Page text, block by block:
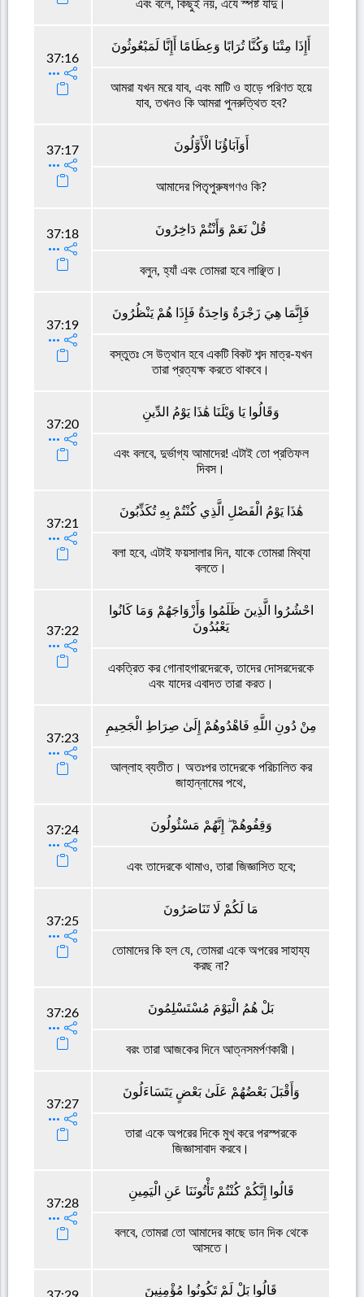
এবং বলে, কিছুই নয়, এযে স্পষ্ট যাদু।
37:16
أَإِذَا مِتْنَا وَكُنَّا تُرَابًا وَعِظَامًا أَإِنَّا لَمَبْعُوثُونَ
আমরা যখন মরে যাব, এবং মাটি ও হাড়ে পরিণত হয়ে
যাব, তখনও কি আমরা পুনরুত্থিত হব?
37:17 أَوَآبَاؤُنَا الْأَوَّلُونَ
আমাদের পিতৃপুরুষগণও কি?
37:18 قُلْ نَعَمْ وَأَنْتُمْ دَاخِرُونَ
বলুন, হ্যাঁ এবং তোমরা হবে লাঞ্ছিত।
37:19
فَإِنَّمَا هِيَ زَجْرَةٌ وَاحِدَةٌ فَإِذَا هُمْ يَنْظُرُونَ
বস্তুতঃ সে উত্থান হবে একটি বিকট শব্দ মাত্র-যখন
তারা প্রত্যক্ষ করতে থাকবে।
37:20
وَقَالُوا يَا وَيْلَنَا هَٰذَا يَوْمُ الدِّينِ
এবং বলবে, দুর্ভাগ্য আমাদের! এটাই তো প্রতিফল
দিবস।
37:21
هَٰذَا يَوْمُ الْفَصْلِ الَّذِي كُنْتُمْ بِهِ تُكَذِّبُونَ
বলা হবে, এটাই ফয়সালার দিন, যাকে তোমরা মিথ্যা
বলতে।
37:22
احْشُرُوا الَّذِينَ ظَلَمُوا وَأَزْوَاجَهُمْ وَمَا كَانُوا
يَعْبُدُونَ
একত্রিত কর গোনাহগারদেরকে, তাদের দোসরদেরকে
এবং যাদের এবাদত তারা করত।
37:23
مِنْ دُونِ اللَّهِ فَاهْدُوهُمْ إِلَىٰ صِرَاطِ الْجَحِيمِ
আল্লাহ ব্যতীত। অতঃপর তাদেরকে পরিচালিত কর
জাহান্নামের পথে,
37:24 وَقِفُوهُمْ ۖ إِنَّهُمْ مَسْئُولُونَ
এবং তাদেরকে থামাও, তারা জিজ্ঞাসিত হবে;
37:25
مَا لَكُمْ لَا تَنَاصَرُونَ
তোমাদের কি হল যে, তোমরা একে অপরের সাহায্য
করছ না?
37:26 بَلْ هُمُ الْيَوْمَ مُسْتَسْلِمُونَ
বরং তারা আজকের দিনে আত্নসমর্পণকারী।
37:27
وَأَقْبَلَ بَعْضُهُمْ عَلَىٰ بَعْضٍ يَتَسَاءَلُونَ
তারা একে অপরের দিকে মুখ করে পরস্পরকে
জিজ্ঞাসাবাদ করবে।
37:28
قَالُوا إِنَّكُمْ كُنْتُمْ تَأْتُونَنَا عَنِ الْيَمِينِ
বলবে, তোমরা তো আমাদের কাছে ডান দিক থেকে
আসতে।
قَالُوا بَلْ لَمْ تَكُونُوا مُؤْمِنِينَ